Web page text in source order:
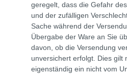
geregelt, dass die Gefahr
und der zufälligen
Sache während der
Übergabe der Ware an Sie
davon, ob die Versendung
unversichert erfolgt. Dies gilt
eigenständig ein nicht vom